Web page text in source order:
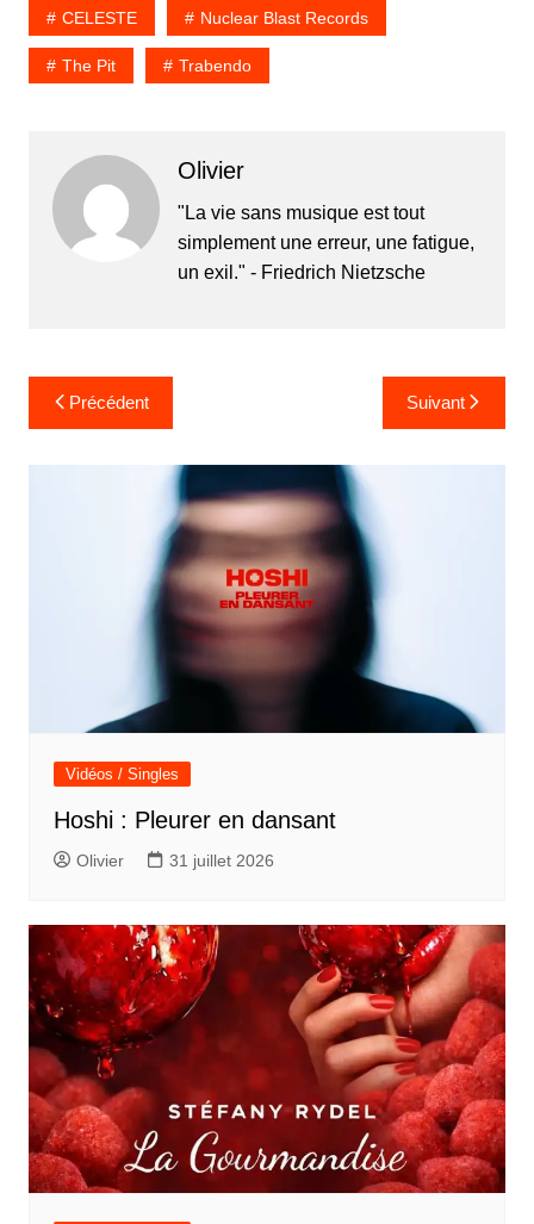
CELESTE Nuclear Blast Records
The Pit Trabendo
Olivier
"La vie sans musique est tout
simplement une erreur, une fatigue,
un exil." - Friedrich Nietzsche
Navigation
de
l’article
Précédent Suivant
Vidéos / Singles
Hoshi : Pleurer en dansant
Olivier 31 juillet 2026